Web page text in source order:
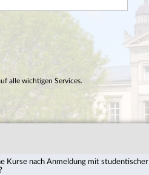
alle wichtigen Services.
Kurse nach Anmeldung mit studentischer